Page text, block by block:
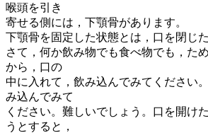
喉頭を引き
寄せる側には，下顎骨があります。
下顎骨を固定した状態とは，口を閉じた
さて，何か飲み物でも食べ物でも，た
から，口の
中に入れて，飲み込んでみてください
み込んでみて
ください。難しいでしょう。口を開け
うとすると，